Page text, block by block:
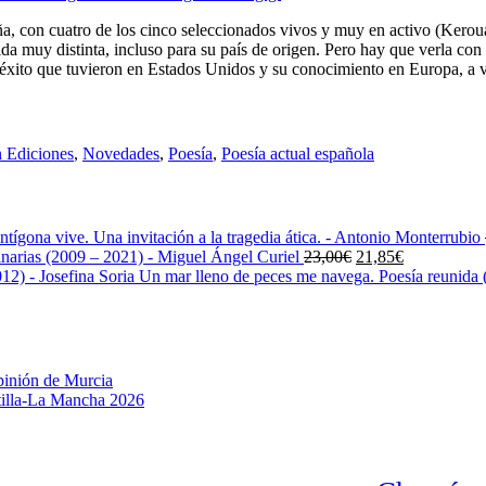
con cuatro de los cinco seleccionados vivos y muy en activo
muy distinta, incluso para su país de origen. Pero hay que verla
que tuvieron en Estados Unidos y su conocimiento en Europa, a
Ediciones, Novedades, Poesía, Poesía actual española
vive. Una invitación a la tragedia ática. - Antonio Monterrubio
(2009 – 2021) - Miguel Ángel Curiel 23,00€ El
precio
21,85€El
precio
Un mar lleno de peces me navega. Poesía
de Murcia
La Mancha 2026